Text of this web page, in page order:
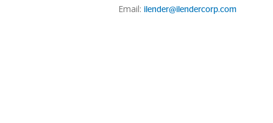
Email: ilender@ilendercorp.com